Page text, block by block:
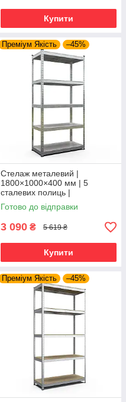
Купити
Преміум Якість –45%
Стелаж металевий |
1800×1000×400 мм | 5
сталевих полиць |
Оцинкований | Бюджет ОС |
150 кг/полицю | збірний для
гаража, складу та
Готово до відправки
3 090 ₴ 5 619 ₴
Купити
Преміум Якість –45%